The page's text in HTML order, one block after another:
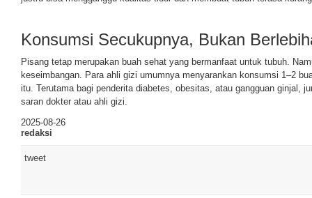
Konsumsi Secukupnya, Bukan
Pisang tetap merupakan buah sehat yang bermanfaat untuk tubuh.
keseimbangan. Para ahli gizi umumnya menyarankan konsumsi 1–2
itu. Terutama bagi penderita diabetes, obesitas, atau gangguan ginjal,
saran dokter atau ahli gizi.
2025-08-26
redaksi
tweet